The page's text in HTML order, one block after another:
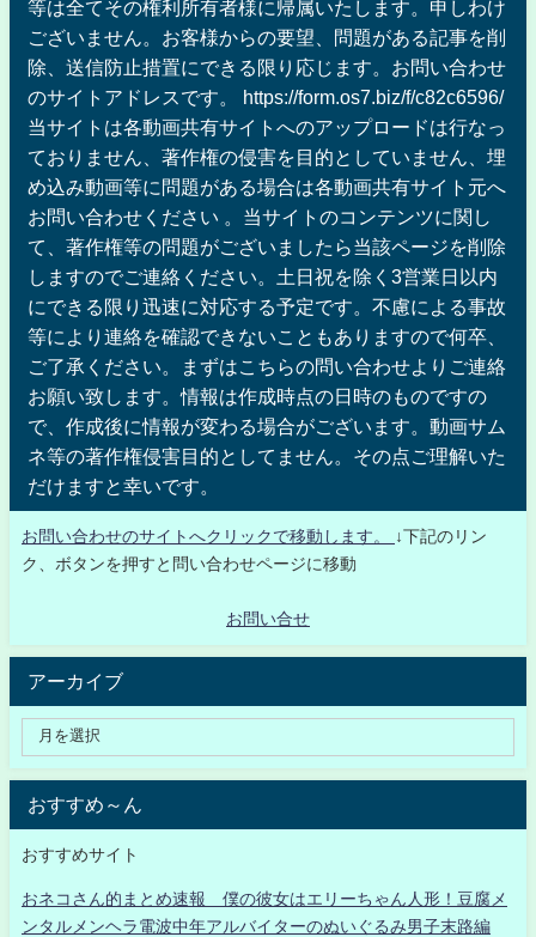
等は全てその権利所有者様に帰属いたします。申しわけ
ございません。お客様からの要望、問題がある記事を削
除、送信防止措置にできる限り応じます。お問い合わせ
のサイトアドレスです。 https://form.os7.biz/f/c82c6596/
当サイトは各動画共有サイトへのアップロードは行なっ
ておりません、著作権の侵害を目的としていません、埋
め込み動画等に問題がある場合は各動画共有サイト元へ
お問い合わせください 。当サイトのコンテンツに関し
て、著作権等の問題がございましたら当該ページを削除
しますのでご連絡ください。土日祝を除く3営業日以内
にできる限り迅速に対応する予定です。不慮による事故
等により連絡を確認できないこともありますので何卒、
ご了承ください。まずはこちらの問い合わせよりご連絡
お願い致します。情報は作成時点の日時のものですの
で、作成後に情報が変わる場合がございます。動画サム
ネ等の著作権侵害目的としてません。その点ご理解いた
だけますと幸いです。
お問い合わせのサイトへクリックで移動します。
↓下記のリン
ク、ボタンを押すと問い合わせページに移動
お問い合せ
アーカイブ
おすすめ～ん
おすすめサイト
おネコさん的まとめ速報 僕の彼女はエリーちゃん人形！豆腐メ
ンタルメンヘラ電波中年アルバイターのぬいぐるみ男子末路編